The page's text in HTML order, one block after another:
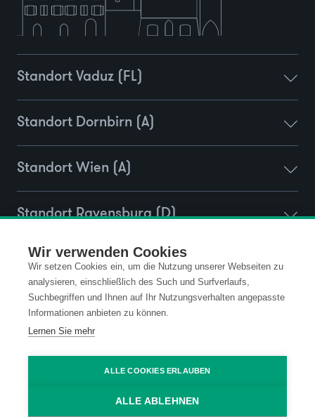
Wir verwenden Cookies
Wir setzen Cookies ein, um die Nutzung unserer Webseiten zu
analysieren, einschließlich des Such und Surfverlaufs,
Suchbegriffen und Ihnen auf Ihr Nutzungsverhalten angepasste
Informationen anbieten zu können.
Lernen Sie mehr
ALLE COOKIES ERLAUBEN
ALLE ABLEHNEN
Standort Vaduz (FL)
Standort Dornbirn (A)
Standort Wien (A)
Standort Ravensburg (D)
Kontakt
Impressum
AGB
Datenschutz